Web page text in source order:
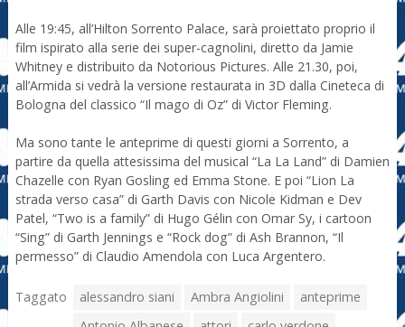
Alle 19:45, all’Hilton Sorrento Palace, sarà proiettato proprio il
film ispirato alla serie dei super-cagnolini, diretto da Jamie
Whitney e distribuito da Notorious Pictures. Alle 21.30, poi,
all’Armida si vedrà la versione restaurata in 3D dalla Cineteca di
Bologna del classico “Il mago di Oz” di Victor Fleming.
Ma sono tante le anteprime di questi giorni a Sorrento, a
partire da quella attesissima del musical “La La Land” di Damien
Chazelle con Ryan Gosling ed Emma Stone. E poi “Lion La
strada verso casa” di Garth Davis con Nicole Kidman e Dev
Patel, “Two is a family” di Hugo Gélin con Omar Sy, i cartoon
“Sing” di Garth Jennings e “Rock dog” di Ash Brannon, “Il
permesso” di Claudio Amendola con Luca Argentero.
Taggato alessandro siani Ambra Angiolini
anteprime